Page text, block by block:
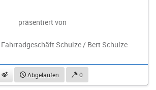
präsentiert von
Fahrradgeschäft Schulze / Bert Schulze
beobachtenAbgelaufen 0